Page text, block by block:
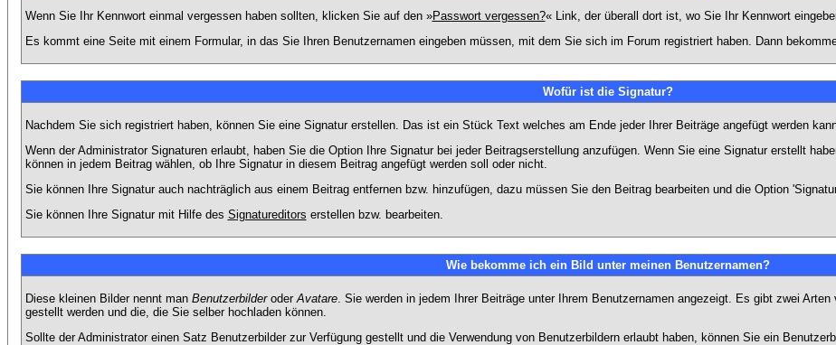
Wenn Sie Ihr Kennwort einmal vergessen haben sollten, klicken Sie auf den »Passwort vergessen?« Link, der überall dort ist, wo Sie Ihr Kennwort
Es kommt eine Seite mit einem Formular, in das Sie Ihren Benutzernamen eingeben müssen, mit dem Sie sich im Forum registriert haben. Dann
Wofür ist die Signatur?
Nachdem Sie sich registriert haben, können Sie eine Signatur erstellen. Das ist ein Stück Text welches am Ende jeder Ihrer Beiträge angefügt werden
Wenn der Administrator Signaturen erlaubt, haben Sie die Option Ihre Signatur bei jeder Beitragserstellung anzufügen. Wenn Sie eine Signatur erstellt
können in jedem Beitrag wählen, ob Ihre Signatur in diesem Beitrag angefügt werden soll oder nicht.
Sie können Ihre Signatur auch nachträglich aus einem Beitrag entfernen bzw. hinzufügen, dazu müssen Sie den Beitrag bearbeiten und die Option
Sie können Ihre Signatur mit Hilfe des Signatureditors erstellen bzw. bearbeiten.
Wie bekomme ich ein Bild unter meinen Benutzernamen?
Diese kleinen Bilder nennt man BenutzerbilderoderAvatare. Sie werden in jedem Ihrer Beiträge unter Ihrem Benutzernamen angezeigt. Es gibt zwei
gestellt werden und die, die Sie selber hochladen können.
Sollte der Administrator einen Satz Benutzerbilder zur Verfügung gestellt und die Verwendung von Benutzerbildern erlaubt haben, können Sie ein